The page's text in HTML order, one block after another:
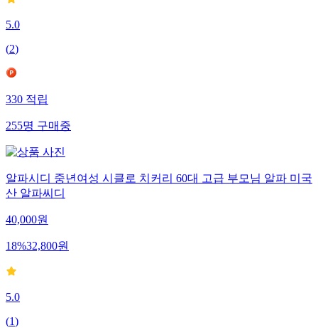
5.0
(2)
330적립
255명구매중
알파시디 중년여성 시클로 치커리 60대 고급 부모님 알파 미국
산 알파씨디
40,000원
18%32,800원
5.0
(1)